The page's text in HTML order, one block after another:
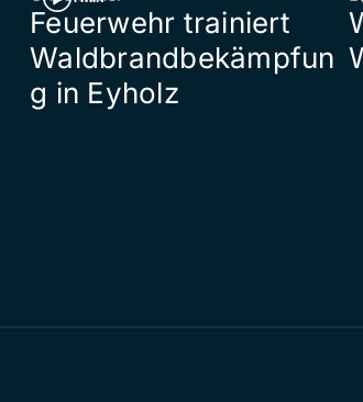
Feuerwehr trainiert
Waldbrandbekämpfun
g in Eyholz